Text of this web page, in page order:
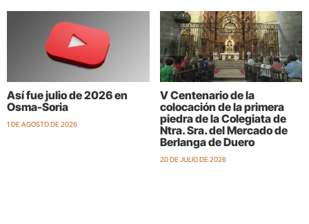
Así fue julio de 2026 en
Osma-Soria
1 DE AGOSTO DE 2026
V Centenario de la
colocación de la primera
piedra de la Colegiata de
Ntra. Sra. del Mercado de
Berlanga de Duero
20 DE JULIO DE 2026